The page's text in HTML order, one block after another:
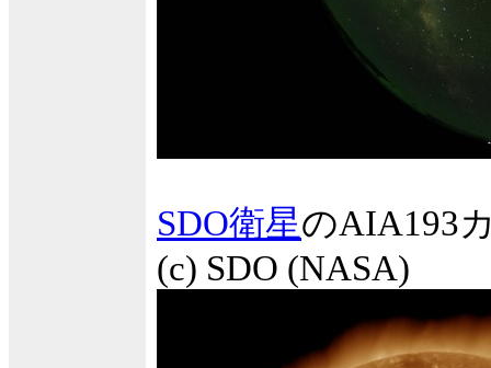
SDO衛星のAIA193
(c) SDO (NASA)